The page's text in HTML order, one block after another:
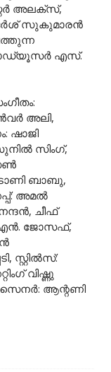
അലക്സ്,
സുകുമാരൻ
എസ്.
അലി,
ഷാജി
സിംഗ്,
ബാബു,
അമൽ
ചീഫ്
എൻ. ജോസഫ്,
സ്റ്റിൽസ്:
വിഷ്ണു
ആന്റണി